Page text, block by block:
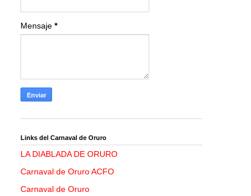
Mensaje *
Links del Carnaval de Oruro
LA DIABLADA DE ORURO
Carnaval de Oruro ACFO
Carnaval de Oruro